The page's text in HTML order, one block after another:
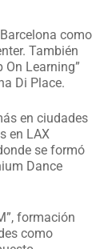
como
También
On Learning”
Di Place.
en ciudades
en LAX
se formó
Dance
formación
como